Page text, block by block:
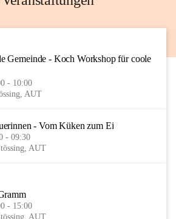
AUG
Gemeinde - Koch Workshop für coole
- 10:00
AUT
- Vom Küken zum Ei
- 09:30
AUT
- 15:00
AUT